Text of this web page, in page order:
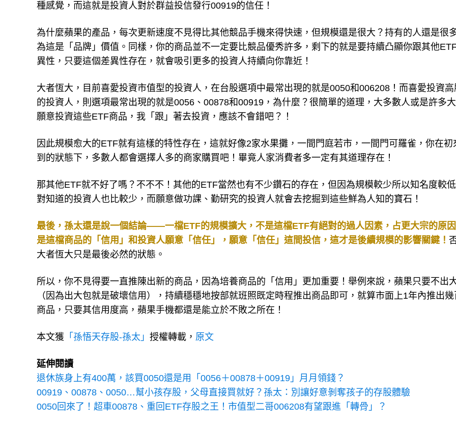
種感覺，而這就是投資人對於群益投信發行00919的信任！
為什麼蘋果的產品，每次更新速度不見得比其他競品手機來得快速，但規模還是很大？持有的人還是很
為這是「品牌」價值。同樣，你的商品並不一定要比競品優秀許多，剩下的就是要持續凸顯你跟其他
異性，只要這個差異性存在，就會吸引更多的投資人持續向你靠近！
大者恆大，目前喜愛投資市值型的投資人，在台股選項中最常出現的就是0050和006208！而喜愛投資高
的投資人，則選項最常出現的就是0056、00878和00919，為什麼？很簡單的道理，大多數人或是許多
願意投資這些ETF商品，我「跟」著去投資，應該不會錯吧？！
因此規模愈大的ETF就有這樣的特性存在，這就好像2家水果攤，一間門庭若市，一間門可羅雀，你在初
到的狀態下，多數人都會選擇人多的商家購買吧！畢竟人家消費者多一定有其道理存在！
那其他ETF就不好了嗎？不不不！其他的ETF當然也有不少鑽石的存在，但因為規模較少所以知名度較
對知道的投資人也比較少，而願意做功課、勤研究的投資人就會去挖掘到這些鮮為人知的寶石！
最後，孫太還是說一個結論——一檔ETF的規模擴大，不是這檔ETF有絕對的過人因素，占更大宗的原
是這檔商品的「信用」和投資人願意「信任」，願意「信任」這間投信，這才是後續規模的影響關鍵！
大者恆大只是最後必然的狀態。
所以，你不見得要一直推陳出新的商品，因為培養商品的「信用」更加重要！舉例來說，蘋果只要不出
（因為出大包就是破壞信用），持續穩穩地按部就班照既定時程推出商品即可，就算市面上1年內推出
商品，只要其信用度高，蘋果手機都還是能立於不敗之所在！
本文獲 「孫悟天存股-孫太」 授權轉載， 原文
延伸閱讀
退休族身上有400萬，該買0050還是用「0056＋00878＋00919」月月領錢？
00919、00878、0050…幫小孩存股，父母直接買就好？孫太：別讓好意剝奪孩子的存股體驗
0050回來了！超車00878、重回ETF存股之王！市值型二哥006208有望跟進「轉骨」？